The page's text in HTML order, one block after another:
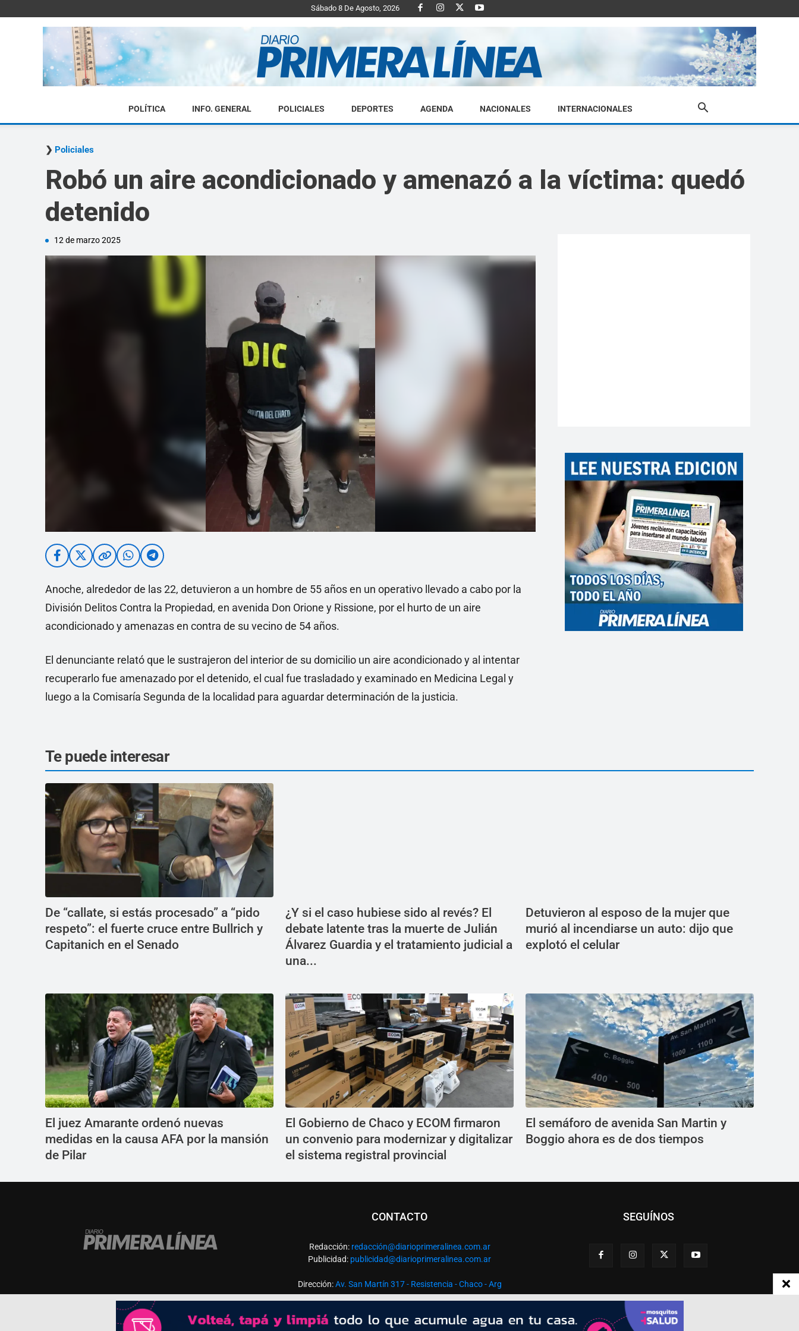
Sábado 8 De Agosto, 2026
Diario
POLÍTICA INFO. GENERAL POLICIALES DEPORTES AGENDA NACIONALES INTERNACIONALES
Policiales
Robó un aire acondicionado y amenazó a la víctima: quedó
detenido
12 de marzo 2025
Anoche, alrededor de las 22, detuvieron a un hombre de 55 años en un operativo llevado a cabo por la
División Delitos Contra la Propiedad, en avenida Don Orione y Rissione, por el hurto de un aire
acondicionado y amenazas en contra de su vecino de 54 años.
El denunciante relató que le sustrajeron del interior de su domicilio un aire acondicionado y al intentar
recuperarlo fue amenazado por el detenido, el cual fue trasladado y examinado en Medicina Legal y
luego a la Comisaría Segunda de la localidad para aguardar determinación de la justicia.
Te puede interesar
De “callate, si estás procesado” a “pido
respeto”: el fuerte cruce entre Bullrich y
Capitanich en el Senado
¿Y si el caso hubiese sido al revés? El
debate latente tras la muerte de Julián
Álvarez Guardia y el tratamiento judicial a
una...
Detuvieron al esposo de la mujer que
murió al incendiarse un auto: dijo que
explotó el celular
El juez Amarante ordenó nuevas
medidas en la causa AFA por la mansión
de Pilar
El Gobierno de Chaco y ECOM firmaron
un convenio para modernizar y digitalizar
el sistema registral provincial
El semáforo de avenida San Martin y
Boggio ahora es de dos tiempos
CONTACTO
Redacción: redacción@diarioprimeralinea.com.ar
Publicidad: publicidad@diarioprimeralinea.com.ar
Dirección:Av. San Martín 317 - Resistencia - Chaco - Arg
SEGUÍNOS